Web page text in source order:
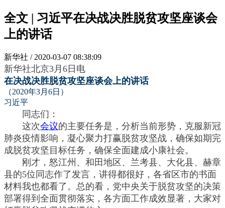
全文 | 习近平在决战决胜脱贫攻坚座谈会
上的讲话
新华社 / 2020-03-07 08:38:09
新华社北京3月6日电
在决战决胜脱贫攻坚座谈会上的讲话
（2020年3月6日）
习近平
同志们：
这次会议的主要任务是，分析当前形势，克服新冠
肺炎疫情影响，凝心聚力打赢脱贫攻坚战，确保如期完
成脱贫攻坚目标任务，确保全面建成小康社会。
刚才，怒江州、和田地区、兰考县、大化县、赫章
县的5位同志作了发言，讲得都很好，各省区市的书面
材料我也都看了。总的看，党中央关于脱贫攻坚的决策
部署得到全面贯彻落实，各方面工作成效显著，大家对